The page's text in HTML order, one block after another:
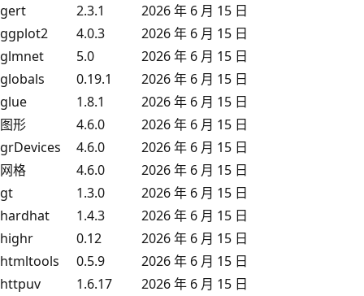
gert
2.3.1
2026 年 6 月 15 日
ggplot2
4.0.3
2026 年 6 月 15 日
glmnet
5.0
2026 年 6 月 15 日
globals
0.19.1
2026 年 6 月 15 日
glue
1.8.1
2026 年 6 月 15 日
图形
4.6.0
2026 年 6 月 15 日
grDevices
4.6.0
2026 年 6 月 15 日
网格
4.6.0
2026 年 6 月 15 日
gt
1.3.0
2026 年 6 月 15 日
hardhat
1.4.3
2026 年 6 月 15 日
highr
0.12
2026 年 6 月 15 日
htmltools
0.5.9
2026 年 6 月 15 日
httpuv
1.6.17
2026 年 6 月 15 日